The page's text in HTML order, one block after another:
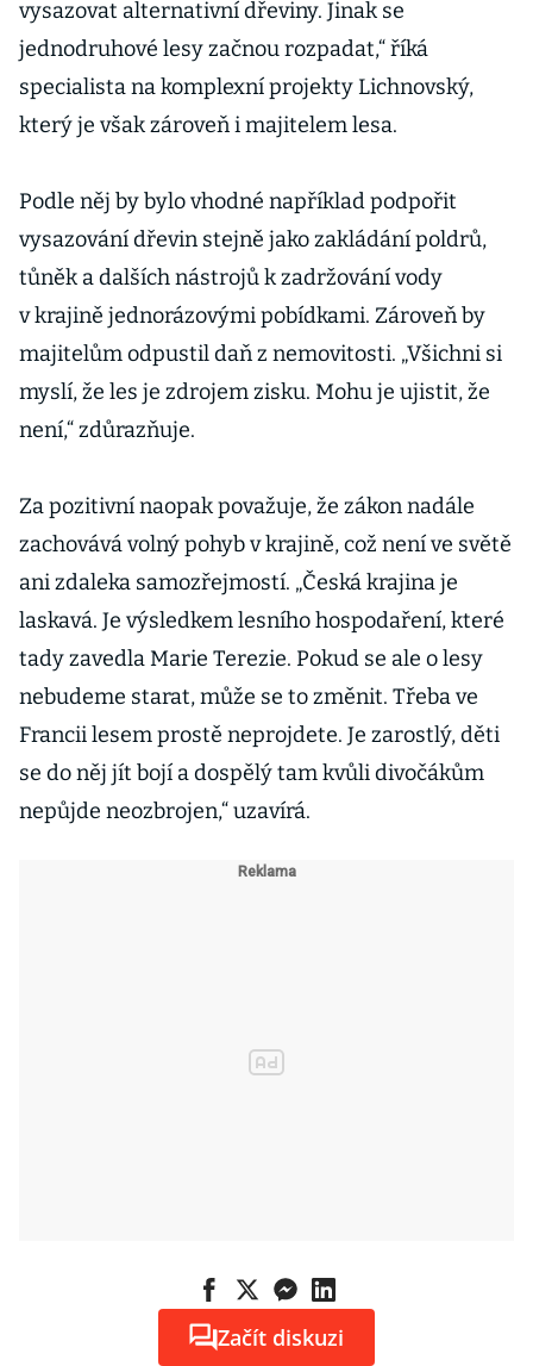
vysazovat alternativní dřeviny. Jinak se
jednodruhové lesy začnou rozpadat,“ říká
specialista na komplexní projekty Lichnovský,
který je však zároveň i majitelem lesa.
Podle něj by bylo vhodné například podpořit
vysazování dřevin stejně jako zakládání poldrů,
tůněk a dalších nástrojů k zadržování vody
v krajině jednorázovými pobídkami. Zároveň by
majitelům odpustil daň z nemovitosti. „Všichni si
myslí, že les je zdrojem zisku. Mohu je ujistit, že
není,“ zdůrazňuje.
Za pozitivní naopak považuje, že zákon nadále
zachovává volný pohyb v krajině, což není ve světě
ani zdaleka samozřejmostí. „Česká krajina je
laskavá. Je výsledkem lesního hospodaření, které
tady zavedla Marie Terezie. Pokud se ale o lesy
nebudeme starat, může se to změnit. Třeba ve
Francii lesem prostě neprojdete. Je zarostlý, děti
se do něj jít bojí a dospělý tam kvůli divočákům
nepůjde neozbrojen,“ uzavírá.
Začít diskuzi